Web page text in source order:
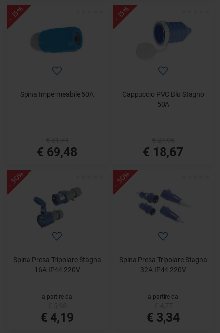
- 15%
Spina Impermeabile 50A
€ 69,48
- 15%
Cappuccio PVC Blu Stagno
50A
€ 18,67
- 30%
Spina Presa Tripolare Stagna
16A IP44 220V
a partire da
€ 4,19
- 30%
Spina Presa Tripolare Stagna
32A IP44 220V
a partire da
€ 3,34